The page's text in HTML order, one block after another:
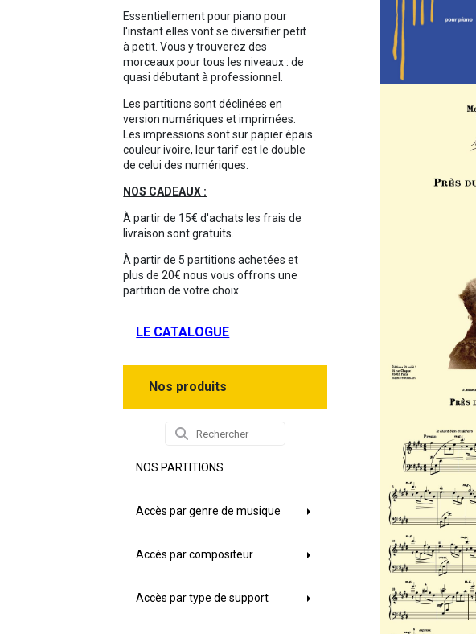
Essentiellement pour piano pour
l'instant elles vont se diversifier petit
à petit. Vous y trouverez des
morceaux pour tous les niveaux : de
quasi débutant à professionnel.
Les partitions sont déclinées en
version numériques et imprimées.
Les impressions sont sur papier épais
couleur ivoire, leur tarif est le double
de celui des numériques.
NOS CADEAUX :
À partir de 15€ d'achats les frais de
livraison sont gratuits.
À partir de 5 partitions achetées et
plus de 20€ nous vous offrons une
partition de votre choix.
LE CATALOGUE
Nos produits
NOS PARTITIONS
Accès par genre de musique
Accès par compositeur
Accès par type de support